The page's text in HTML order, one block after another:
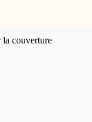
la couverture